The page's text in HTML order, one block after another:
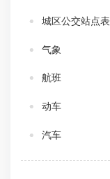
城区公交站点表
气象
航班
动车
汽车